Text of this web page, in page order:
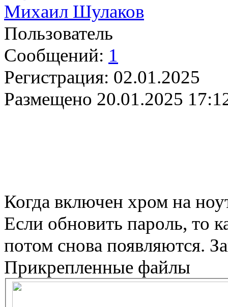
Михаил Шулаков
Пользователь
Сообщений: 1
Регистрация: 02.01.2025
Размещено 20.01.2025
Когда включен хром на
Если обновить пароль, то
потом снова появляются.
Прикрепленные файлы